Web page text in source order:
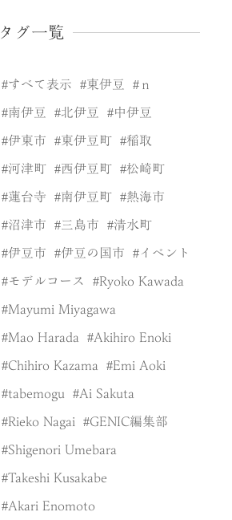
タグ一覧
すべて表示 東伊豆 ｎ
南伊豆 北伊豆 中伊豆
伊東市 東伊豆町 稲取
河津町 西伊豆町 松崎町
蓮台寺 南伊豆町 熱海市
沼津市 三島市 清水町
伊豆市 伊豆の国市 イベント
モデルコース Ryoko Kawada
Mayumi Miyagawa
Mao Harada Akihiro Enoki
Chihiro Kazama Emi Aoki
tabemogu Ai Sakuta
Rieko Nagai GENIC編集部
Shigenori Umebara
Takeshi Kusakabe
Akari Enomoto